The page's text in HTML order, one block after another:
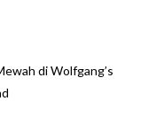
di Wolfgang’s